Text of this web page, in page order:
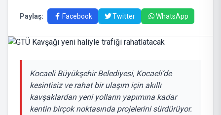
Paylaş: Facebook Twitter WhatsApp
Kocaeli Büyükşehir Belediyesi, Kocaeli’de
kesintisiz ve rahat bir ulaşım için akıllı
kavşaklardan yeni yolların yapımına kadar
kentin birçok noktasında projelerini sürdürüyor.